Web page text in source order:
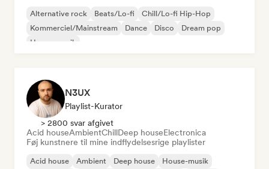
Alternative rock Beats/Lo-fi
Chill/Lo-fi Hip-Hop
Kommerciel/Mainstream
Dance Disco
Dream pop
House-musik
N3UX
Playlist-Kurator
> 2800 svar afgivet
Acid houseAmbientChillDeep houseElectronica
Føj kunstnere til mine indflydelsesrige playlister
Acid house Ambient Deep house
House-musik